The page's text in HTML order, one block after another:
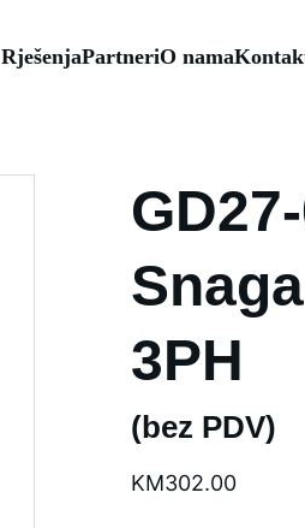
RješenjaPartneriO nama
3PH
(bez PDV)
KM302.00